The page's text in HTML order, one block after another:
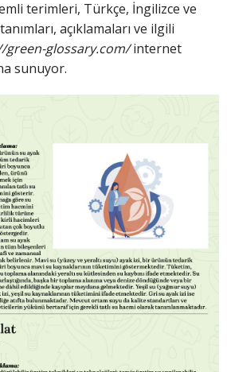
terimleri, Türkçe, İngilizce ve
açıklamaları ve ilgili
green-glossary.com/internet
sunuyor.